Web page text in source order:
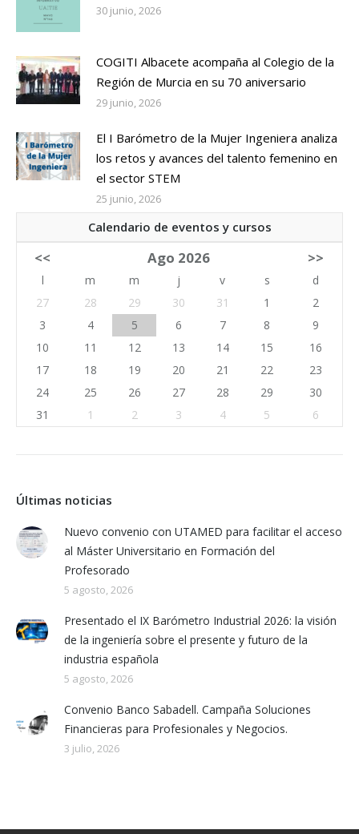
30 junio, 2026
COGITI Albacete acompaña al Colegio de la
Región de Murcia en su 70 aniversario
29 junio, 2026
El I Barómetro de la Mujer Ingeniera analiza
los retos y avances del talento femenino en
el sector STEM
25 junio, 2026
Calendario de eventos y cursos
<< Ago 2026 >>
l m m j v s
d
27
28 29 30 31 1
2
3
4 5 6 7 8
9
10
11 12 13 14 15
16
17
18 19 20 21 22
23
24
25 26 27 28 29
30
31
1 2 3 4 5 6
Últimas noticias
Nuevo convenio con UTAMED para facilitar el acceso
al Máster Universitario en Formación del
Profesorado
5 agosto, 2026
Presentado el IX Barómetro Industrial 2026: la visión
de la ingeniería sobre el presente y futuro de la
industria española
5 agosto, 2026
Convenio Banco Sabadell. Campaña Soluciones
Financieras para Profesionales y Negocios.
3 julio, 2026